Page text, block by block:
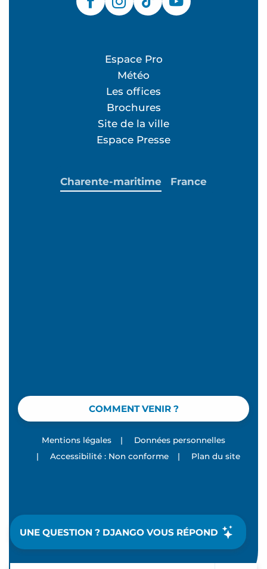
UNE QUESTION ? DJANGO VOUS RÉPOND
Espace Pro
Météo
Les offices
Brochures
Site de la ville
Espace Presse
COMMENT VENIR ?
Charente-maritime France
Mentions légales |
Données personnelles
|
Accessibilité : Non conforme | Plan du site